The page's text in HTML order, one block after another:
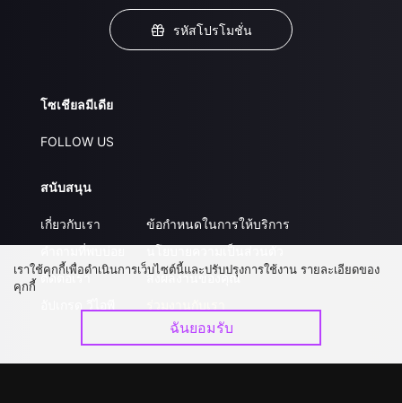
รหัสโปรโมชั่น
โซเชียลมีเดีย
FOLLOW US
สนับสนุน
เกี่ยวกับเรา
ติดต่อเรา
ข้อกำหนดในการให้บริการ
ส่งผลงานของคุณ
เราใช้คุกกี้เพื่อดำเนินการเว็บไซต์นี้และปรับปรุงการใช้งาน รายละเอียดของ
คุกกี้
ฉันยอมรับ